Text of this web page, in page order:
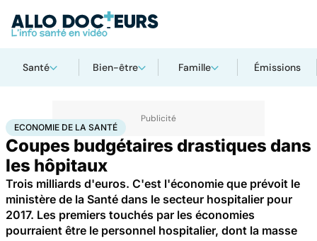
Santé Bien-être Famille Émissions
AccueilSantéSociétéÉconomie Economie de la santé
ECONOMIE DE LA SANTÉ
Coupes budgétaires drastiques dans
les hôpitaux
Trois milliards d'euros. C'est l'économie que prévoit le
ministère de la Santé dans le secteur hospitalier pour
2017. Les premiers touchés par les économies
pourraient être le personnel hospitalier, dont la masse